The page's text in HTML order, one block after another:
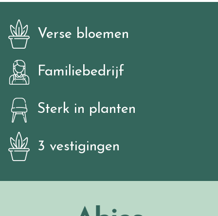
Verse bloemen
Familiebedrijf
Sterk in planten
3 vestigingen